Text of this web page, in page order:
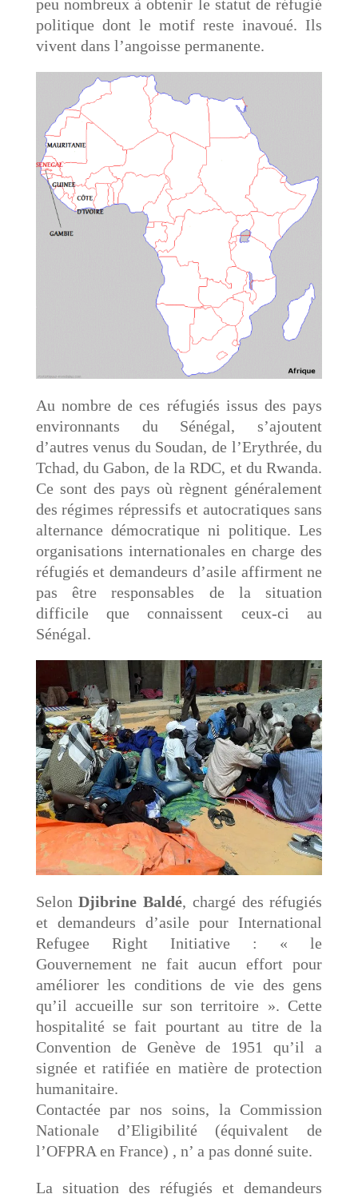
peu nombreux à obtenir le statut de réfugié
politique dont le motif reste inavoué. Ils
vivent dans l’angoisse permanente.
Au nombre de ces réfugiés issus des pays
environnants du Sénégal, s’ajoutent
d’autres venus du Soudan, de l’Erythrée, du
Tchad, du Gabon, de la RDC, et du Rwanda.
Ce sont des pays où règnent généralement
des régimes répressifs et autocratiques sans
alternance démocratique ni politique. Les
organisations internationales en charge des
réfugiés et demandeurs d’asile affirment ne
pas être responsables de la situation
difficile que connaissent ceux-ci au
Sénégal.
SelonDjibrine Baldé, chargé des réfugiés
et demandeurs d’asile pour International
Refugee Right Initiative : « le
Gouvernement ne fait aucun effort pour
améliorer les conditions de vie des gens
qu’il accueille sur son territoire ». Cette
hospitalité se fait pourtant au titre de la
Convention de Genève de 1951 qu’il a
signée et ratifiée en matière de protection
humanitaire.
Contactée par nos soins, la Commission
Nationale d’Eligibilité (équivalent de
l’OFPRA en France) , n’ a pas donné suite.
La situation des réfugiés et demandeurs